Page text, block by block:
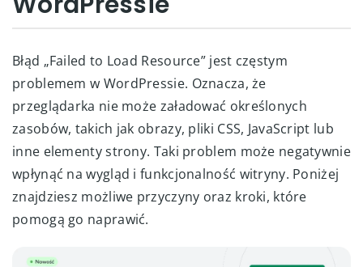
Błąd „Failed to Load Resource” jest częstym
problemem w WordPressie. Oznacza, że
przeglądarka nie może załadować określonych
zasobów, takich jak obrazy, pliki CSS, JavaScript lub
inne elementy strony. Taki problem może negatywnie
wpłynąć na wygląd i funkcjonalność witryny. Poniżej
znajdziesz możliwe przyczyny oraz kroki, które
pomogą go naprawić.